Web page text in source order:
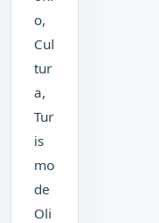
o,
Cul
tur
a,
Tur
is
mo
de
Oli